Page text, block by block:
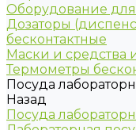
Оборудование
Дозаторы
бесконтактные
Маски и средства
Термометры
Посуда
Назад
Посуда